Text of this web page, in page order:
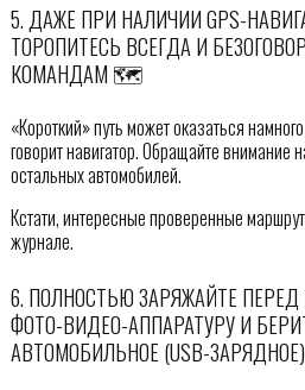
5. ДАЖЕ ПРИ НАЛИЧИИ GPS-
ТОРОПИТЕСЬ ВСЕГДА И
КОМАНДАМ 🗺
«Короткий» путь может оказаться
говорит навигатор. Обращайте внимание
остальных автомобилей.
Кстати, интересные проверенные
журнале.
6. ПОЛНОСТЬЮ ЗАРЯЖАЙТЕ
ФОТО-ВИДЕО-АППАРАТУРУ И
АВТОМОБИЛЬНОЕ (USB-